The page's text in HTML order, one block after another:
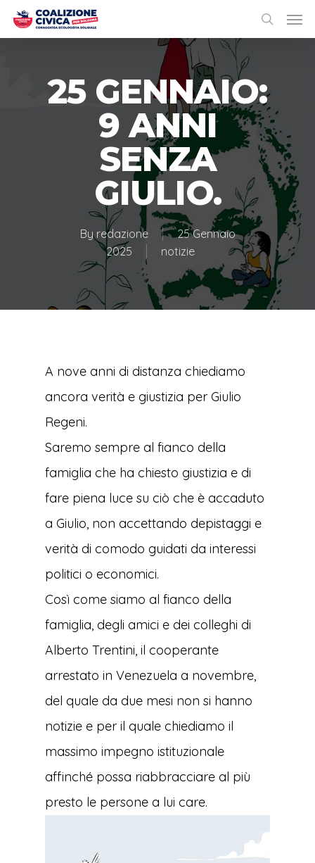
25 GENNAIO:
9 ANNI
SENZA
GIULIO.
Byredazione
25 Gennaio
2025
notizie
A nove anni di distanza chiediamo
ancora verità e giustizia per Giulio
Regeni.
Saremo sempre al fianco della
famiglia che ha chiesto giustizia e di
fare piena luce su ciò che è accaduto
a Giulio, non accettando depistaggi e
verità di comodo guidati da interessi
politici o economici.
Così come siamo al fianco della
famiglia, degli amici e dei colleghi di
Alberto Trentini, il cooperante
arrestato in Venezuela a novembre,
del quale da due mesi non si hanno
notizie e per il quale chiediamo il
massimo impegno istituzionale
affinché possa riabbracciare al più
presto le persone a lui care.